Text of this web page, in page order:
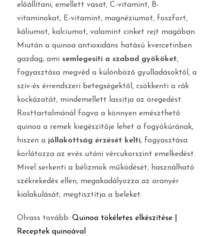
előállítani, emellett vasat, C-vitamint, B-
vitaminokat, E-vitamint, magnéziumot, foszfort,
káliumot, kalciumot, valamint cinket rejt magában.
Miután a quinoa antioxidáns hatású kvercetinben
gazdag, ami semlegesíti a szabad gyököket,
fogyasztása megvéd a különböző gyulladásoktól, a
szív-és érrendszeri betegségektől, csökkenti a rák
kockázatát, mindemellett lassítja az öregedést.
Rosttartalmánál fogva a könnyen emészthető
quinoa a remek kiegészítője lehet a fogyókúrának,
hiszen a jóllakottság érzését kelti, fogyasztása
korlátozza az evés utáni vércukorszint emelkedést.
Mivel serkenti a bélizmok működését, használható
székrekedés ellen, megakadályozza az aranyér
kialakulását, megtisztítja a beleket.
Olvass tovább: Quinoa tökéletes elkészítése |
Receptek quinoával